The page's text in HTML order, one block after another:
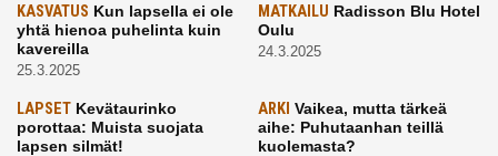
KASVATUS Kun lapsella ei ole
yhtä hienoa puhelinta kuin
kavereilla
25.3.2025
MATKAILU Radisson Blu Hotel
Oulu
24.3.2025
LAPSET Kevätaurinko
porottaa: Muista suojata
lapsen silmät!
ARKI Vaikea, mutta tärkeä
aihe: Puhutaanhan teillä
kuolemasta?